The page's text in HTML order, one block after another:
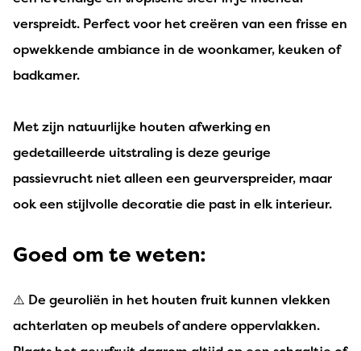
verspreidt. Perfect voor het creëren van een frisse en
opwekkende ambiance in de woonkamer, keuken of
badkamer.
Met zijn natuurlijke houten afwerking en
gedetailleerde uitstraling is deze geurige
passievrucht niet alleen een geurverspreider, maar
ook een stijlvolle decoratie die past in elk interieur.
Goed om te weten:
⚠️ De geuroliën in het houten fruit kunnen vlekken
achterlaten op meubels of andere oppervlakken.